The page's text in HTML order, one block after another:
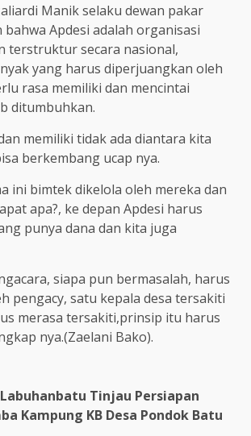
Manik selaku dewan pakar
bahwa Apdesi adalah organisasi
terstruktur secara nasional,
yang harus diperjuangkan oleh
rasa memiliki dan mencintai
ditumbuhkan.
memiliki tidak ada diantara kita
berkembang ucap nya.
ini bimtek dikelola oleh mereka dan
apa?, ke depan Apdesi harus
punya dana dan kita juga
siapa pun bermasalah, harus
pengacy, satu kepala desa tersakiti
merasa tersakiti,prinsip itu harus
nya.(Zaelani Bako).
Tinjau Persiapan
Kampung KB Desa Pondok Batu